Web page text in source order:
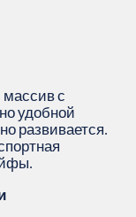
с
удобной
развивается.